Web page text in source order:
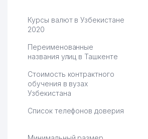
Курсы валют в Узбекистане
2020
Переименованные
названия улиц в Ташкенте
Стоимость контрактного
обучения в вузах
Узбекистана
Список телефонов доверия